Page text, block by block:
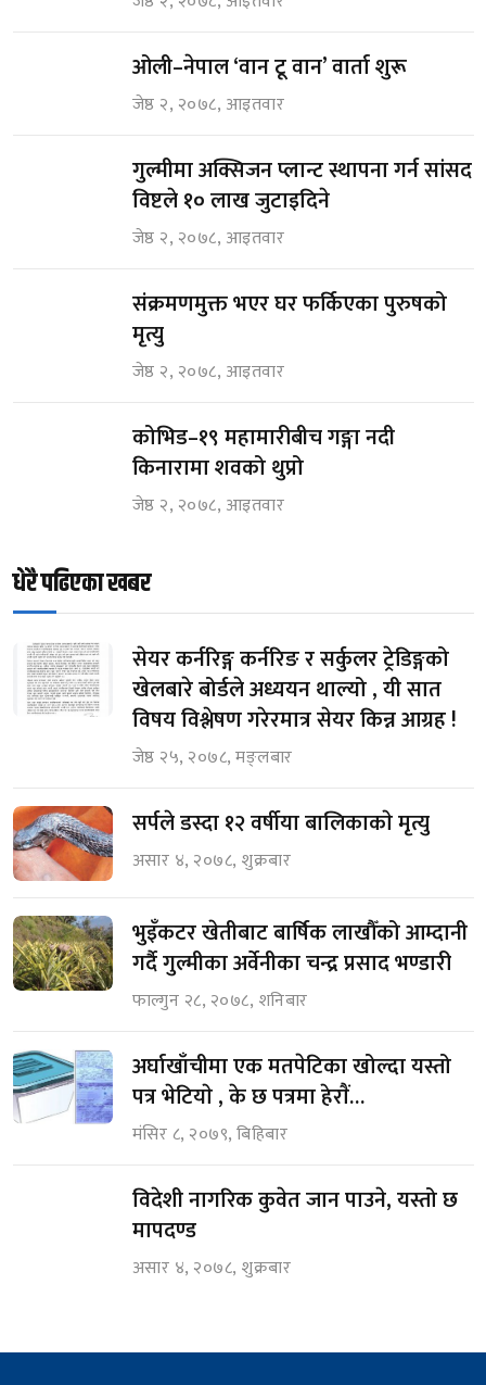
ओली–नेपाल ‘वान टू वान’ वार्ता शुरू
जेष्ठ २, २०७८, आइतवार
गुल्मीमा अक्सिजन प्लान्ट स्थापना गर्न सांसद
विष्टले १० लाख जुटाइदिने
जेष्ठ २, २०७८, आइतवार
संक्रमणमुक्त भएर घर फर्किएका पुरुषको
मृत्यु
जेष्ठ २, २०७८, आइतवार
कोभिड–१९ महामारीबीच गङ्गा नदी
किनारामा शवको थुप्रो
जेष्ठ २, २०७८, आइतवार
धेरै पढिएका खबर
सेयर कर्नरिङ्ग कर्नरिङ र सर्कुलर ट्रेडिङ्गको
खेलबारे बोर्डले अध्ययन थाल्यो , यी सात
विषय विश्लेषण गरेरमात्र सेयर किन्न आग्रह !
जेष्ठ २५, २०७८, मङ्लबार
सर्पले डस्दा १२ वर्षीया बालिकाकाे मृत्यु
असार ४, २०७८, शुक्रबार
भुइँकटर खेतीबाट बार्षिक लाखौँको आम्दानी
गर्दै गुल्मीका अर्वेनीका चन्द्र प्रसाद भण्डारी
फाल्गुन २८, २०७८, शनिबार
अर्घाखाँचीमा एक मतपेटिका खोल्दा यस्तो
पत्र भेटियाे , के छ पत्रमा हेराैं…
मंसिर ८, २०७९, बिहिबार
विदेशी नागरिक कुवेत जान पाउने, यस्तो छ
मापदण्ड
असार ४, २०७८, शुक्रबार